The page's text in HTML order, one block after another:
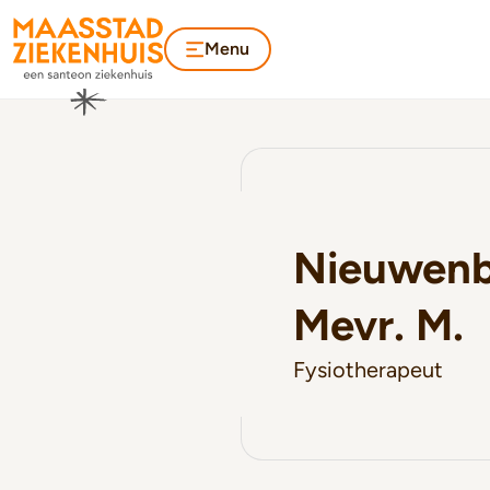
Menu
Mevr. M.
Fysiotherapeut